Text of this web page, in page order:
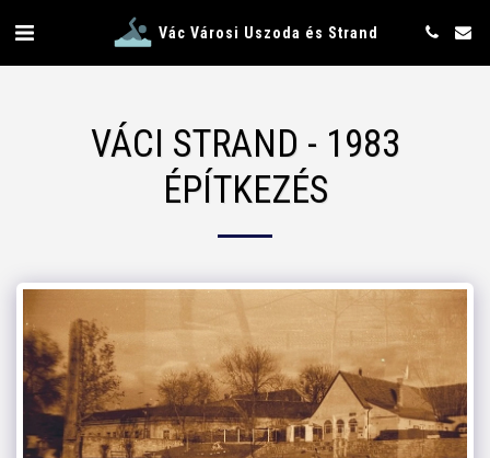
Vác Városi Uszoda és Strand
VÁCI STRAND - 1983
ÉPÍTKEZÉS